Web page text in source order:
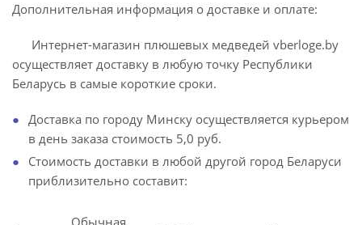
Дополнительная информация о доставке и оплате:
Интернет-магазин плюшевых медведей vberloge.by
осуществляет доставку в любую точку Республики
Беларусь в самые короткие сроки.
Доставка по городу Минску осуществляется курьером
в день заказа стоимость 5,0 руб.
Стоимость доставки в любой другой город Беларуси
приблизительно составит:
Обычная